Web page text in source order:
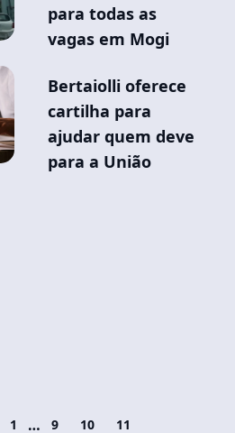
para todas as
vagas em Mogi
Bertaiolli oferece
cartilha para
ajudar quem deve
para a União
1 … 9 10 11